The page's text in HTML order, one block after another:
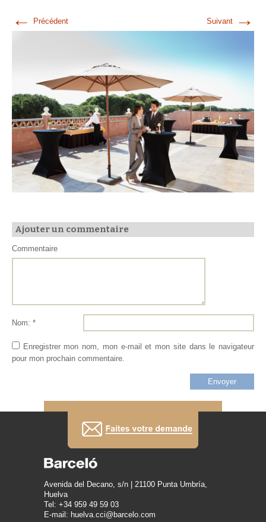
← Précédent Suivant →
Ajouter un commentaire
Commentaire
Nom: *
Enregistrer mon nom, mon e-mail et mon site dans le navigateur
pour mon prochain commentaire.
Avenida del Decano, s/n | 21100 Punta Umbría,
Huelva
Tel: +34 959 49 59 03
E-mail: huelva.cci@barcelo.com